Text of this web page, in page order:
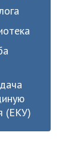
(ЕКУ)